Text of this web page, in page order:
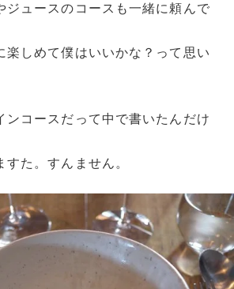
ジュースのコースも一緒に頼んで
楽しめて僕はいいかな？って思い
ンコースだって中で書いたんだけ
た。すんません。